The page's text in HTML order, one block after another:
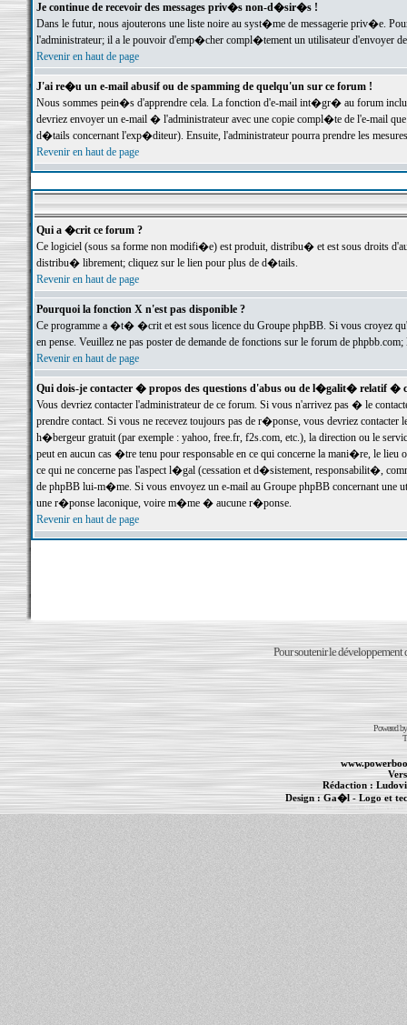
Je continue de recevoir des messages priv�s non-d�sir�s !
Dans le futur, nous ajouterons une liste noire au syst�me de messagerie priv�e.
l'administrateur; il a le pouvoir d'emp�cher compl�tement un utilisateur d'envoyer
Revenir en haut de page
J'ai re�u un e-mail abusif ou de spamming de quelqu'un sur ce forum !
Nous sommes pein�s d'apprendre cela. La fonction d'e-mail int�gr� au forum inclut
devriez envoyer un e-mail � l'administrateur avec une copie compl�te de l'e-mail
d�tails concernant l'exp�diteur). Ensuite, l'administrateur pourra prendre les
Revenir en haut de page
Qui a �crit ce forum ?
Ce logiciel (sous sa forme non modifi�e) est produit, distribu� et est sous droits
distribu� librement; cliquez sur le lien pour plus de d�tails.
Revenir en haut de page
Pourquoi la fonction X n'est pas disponible ?
Ce programme a �t� �crit et est sous licence du Groupe phpBB. Si vous croyez
en pense. Veuillez ne pas poster de demande de fonctions sur le forum de
Revenir en haut de page
Qui dois-je contacter � propos des questions d'abus ou de l�galit� relatif �
Vous devriez contacter l'administrateur de ce forum. Si vous n'arrivez pas � le
prendre contact. Si vous ne recevez toujours pas de r�ponse, vous devriez
h�bergeur gratuit (par exemple : yahoo, free.fr, f2s.com, etc.), la direction ou le
peut en aucun cas �tre tenu pour responsable en ce qui concerne la mani�re, le
ce qui ne concerne pas l'aspect l�gal (cessation et d�sistement, responsabilit�,
de phpBB lui-m�me. Si vous envoyez un e-mail au Groupe phpBB concernant une
une r�ponse laconique, voire m�me � aucune r�ponse.
Revenir en haut de page
Pour soutenir le développement
Powered
Rédaction :
Design :Ga�l- Logo et
Informations :